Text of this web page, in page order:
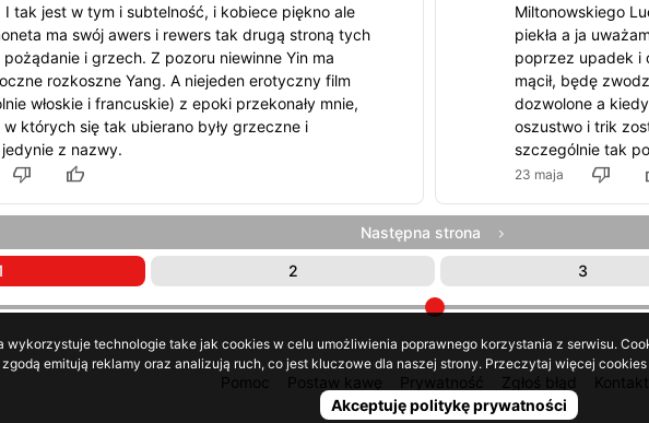
I tak jest w tym i subtelność, i kobiece piękno ale
ma swój awers i rewers tak drugą stroną tych
i grzech. Z pozoru niewinne Yin ma
rozkoszne Yang. A niejeden erotyczny film
włoskie i francuskie) z epoki przekonały mnie,
których się tak ubierano były grzeczne i
z nazwy.
Miltonowskiego
piekła a ja
poprzez upadek i
mącił, będę
dozwolone a
oszustwo i trik
szczególnie tak
23 maja
Następna strona
2 3
Pomoc Postaw kawę Prywatność Zgłoś błąd
Kontakt
© LOL24
wykorzystuje technologie take jak cookies w celu umożliwienia poprawnego korzystania z serwisu.
zgodą emitują reklamy oraz analizują ruch, co jest kluczowe dla naszej strony. Przeczytaj więcej
Akceptuję politykę prywatności